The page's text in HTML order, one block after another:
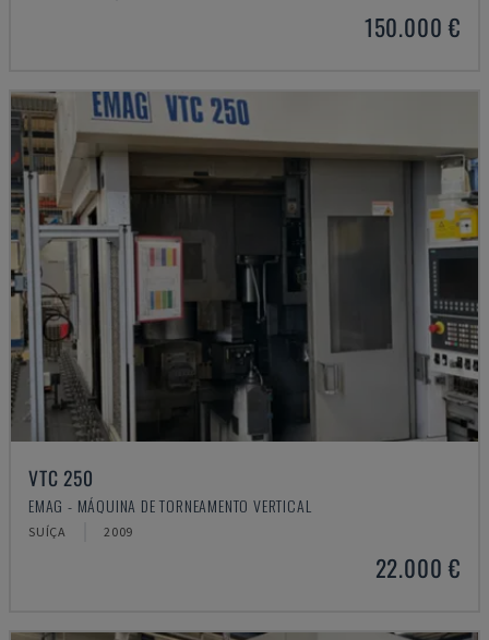
150.000 €
VTC 250
EMAG - MÁQUINA DE TORNEAMENTO VERTICAL
SUÍÇA 2009
22.000 €